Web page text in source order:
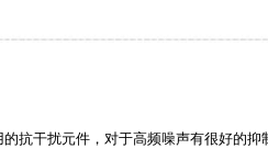
抗干扰元件，对于高频噪声有很好的